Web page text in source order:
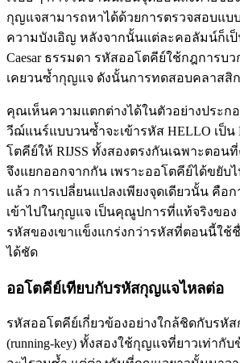
กุญแจสามารถหาได้ด้วยการตรวจสอบแบ
ความบังเอิญ หลังจากนั้นแต่ละคอลัมน์ก็เป็
Caesar ธรรมดา รหัสออโตคีย์ใช้กฎการบ
เคยวนซ้ำกุญแจ ดังนั้นการทดสอบคลาสสิ
คุณเห็นความแตกต่างได้ในตัวอย่างประก
วีฌ์แนร์แบบวนซ้ำจะเข้ารหัส HELLO เป็
โตคีย์ให้ RIJSS ทั้งสองตรงกันเฉพาะตอน
จึงแยกออกจากกัน เพราะออโตคีย์ได้ขยับ
แล้ว การเปลี่ยนแปลงเพียงจุดเดียวนั้น คือ
เข้าไปในกุญแจ เป็นคุณูปการที่แท้จริงของ
รหัสของเขาแข็งแกร่งกว่ารหัสที่ตอนนี้ใช้
ได้ชัด
ออโตคีย์เทียบกับรหัสกุญแจไหลต่อ
รหัสออโตคีย์เกี่ยวข้องอย่างใกล้ชิดกับรหั
(running-key) ทั้งสองใช้กุญแจที่ยาวเท่ากั